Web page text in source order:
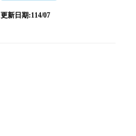
更新日期:114/07